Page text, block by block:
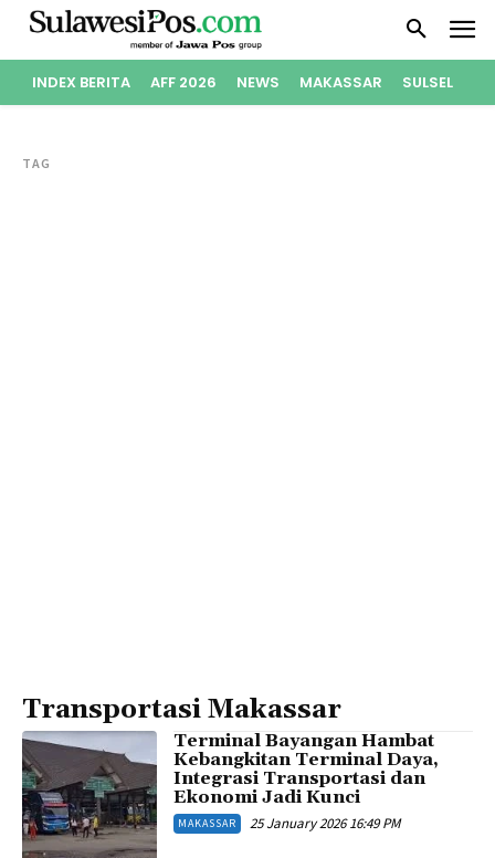
INDEX BERITA AFF 2026 NEWS MAKASSAR SULSEL
TAG
Transportasi Makassar
Terminal Bayangan Hambat
Kebangkitan Terminal Daya,
Integrasi Transportasi dan
Ekonomi Jadi Kunci
MAKASSAR 25 January 2026 16:49 PM